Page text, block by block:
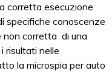
corretta esecuzione
specifiche conoscenze
non corretta di una
risultati nelle
la microspia per auto